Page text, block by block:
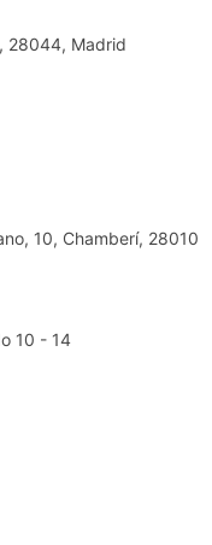
28044, Madrid
10, Chamberí, 28010
10 - 14